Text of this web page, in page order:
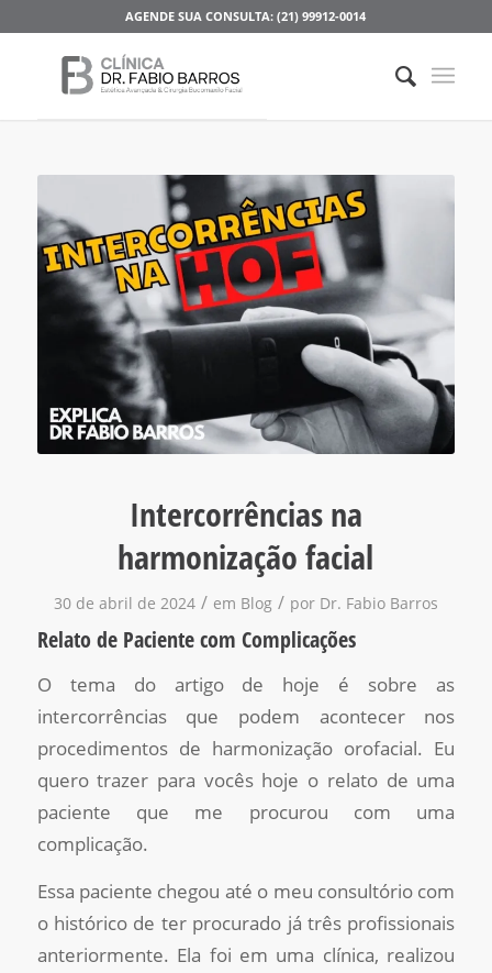
AGENDE SUA CONSULTA: (21) 99912-0014
Intercorrências na
harmonização facial
30 de abril de 2024 / em Blog / por Dr. Fabio Barros
Relato de Paciente com Complicações
O tema do artigo de hoje é sobre as
intercorrências que podem acontecer nos
procedimentos de harmonização orofacial. Eu
quero trazer para vocês hoje o relato de uma
paciente que me procurou com uma
complicação.
Essa paciente chegou até o meu consultório com
o histórico de ter procurado já três profissionais
anteriormente. Ela foi em uma clínica, realizou